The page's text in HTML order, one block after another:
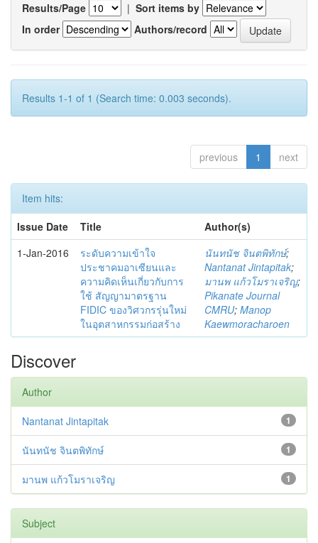
Results/Page | Sort items by
In order
Authors/record
Results 1-1 of 1 (Search time: 0.003 seconds).
previous 1 next
Item hits:
Issue Date
Title
Author(s)
1-Jan-2016
ระดับความเข้าใจ
ประชาคมอาเซียนและ
ความคิดเห็นเกี่ยวกับการ
ใช้ สัญญามาตรฐาน
FIDIC ของวิศวกรรุ่นใหม่
ในอุตสาหกรรมก่อสร้าง
นันทนัช จินตพิทักษ์;
Nantanat Jintapitak;
มานพ แก้วโมราเจริญ;
Pikanate Journal
CMRU; Manop
Kaewmoracharoen
Discover
Author
1
Nantanat Jintapitak
1
นันทนัช จินตพิทักษ์
1
มานพ แก้วโมราเจริญ
Subject